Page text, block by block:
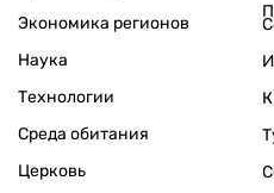
Экономика регионов
Наука
Технологии
Среда обитания
Церковь